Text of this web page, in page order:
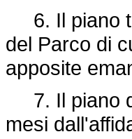
6. Il piano
del Parco di
apposite
7. Il piano
mesi